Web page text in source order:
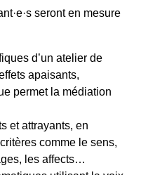
seront en mesure
d’un atelier de
apaisants,
permet la médiation
et attrayants, en
comme le sens,
les affects…